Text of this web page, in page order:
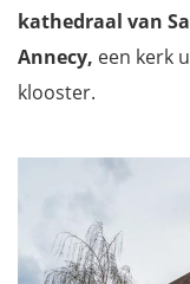
kathedraal van
Annecy, een kerk
klooster.